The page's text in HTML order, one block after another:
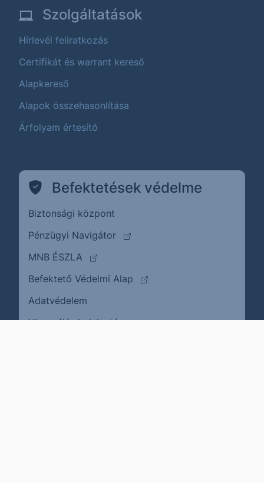
Szolgáltatások
Hírlevél feliratkozás
Certifikát és warrant kereső
Alapkereső
Alapok összehasonlítása
Árfolyam értesítő
Befektetések védelme
Biztonsági központ
Pénzügyi Navigátor
(külső oldalra ugrik)
MNB ÉSZLA
(külső oldalra ugrik)
Befektető Védelmi Alap
(külső oldalra ugrik)
Adatvédelem
Visszaélés bejelentése(külső oldalra ugrik)